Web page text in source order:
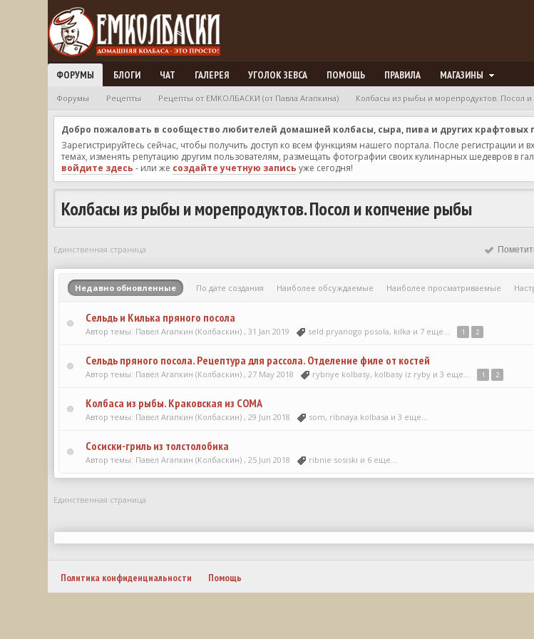
ФОРУМЫ БЛОГИ ЧАТ ГАЛЕРЕЯ УГОЛОК ЗЕВСА ПОМОЩЬ ПРАВИЛА МАГАЗИНЫ
Форумы Рецепты Рецепты от ЕМКОЛБАСКИ (от Павла Агапкина) Колбасы из рыбы и морепродуктов. Посол
Добро пожаловать в сообщество любителей домашней колбасы, сыра, пива и других крафтовых
Зарегистрируйтесь сейчас, чтобы получить доступ ко всем функциям нашего портала. После регистрации
темах, изменять репутацию другим пользователям, размещать фотографии своих кулинарных шедевров в
войдите здесь - или же создайте учетную запись уже сегодня!
Колбасы из рыбы и морепродуктов. Посол и копчение рыбы
Единственная страница
Недавно обновленные По дате создания Наиболее обсуждаемые Наиболее просматриваемые
Сельдь и Килька пряного посола
Автор темы: Павел Агапкин (Колбаскин) ,31 Jan 2019 seld pryanogo posola, kilka и 7 еще... 1 2
Сельдь пряного посола. Рецептура для рассола. Отделение филе от костей
Автор темы: Павел Агапкин (Колбаскин) ,27 May 2018 rybnye kolbasy, kolbasy iz ryby и 3 еще... 1 2
Колбаса из рыбы. Краковская из СОМА
Автор темы: Павел Агапкин (Колбаскин) ,29 Jun 2018 som, ribnaya kolbasa и 3 еще...
Сосиски-гриль из толстолобика
Автор темы: Павел Агапкин (Колбаскин) ,25 Jun 2018 ribnie sosiski и 6 еще...
Единственная страница
Политика конфиденциальности Помощь